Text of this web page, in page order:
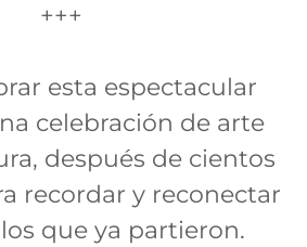
+++
esta espectacular
celebración de arte
después de cientos
recordar y reconectar
que ya partieron.